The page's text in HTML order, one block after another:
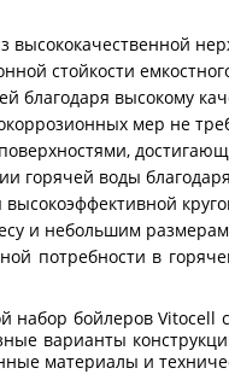
высококачественной
стойкости
высокому
мер не
горячей воды
и небольшим размерам
потребности в
набор бойлеров
варианты
материалы и